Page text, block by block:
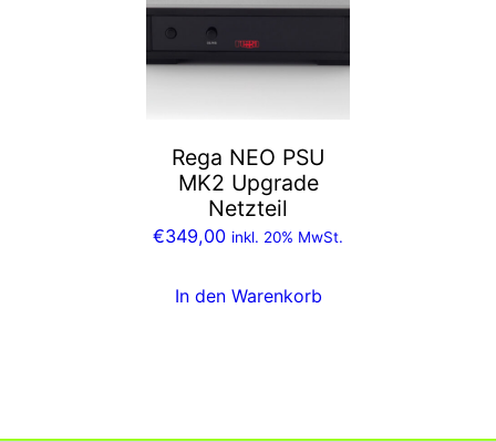
Rega NEO PSU
MK2 Upgrade
Netzteil
€349,00 inkl. 20% MwSt.
In den Warenkorb